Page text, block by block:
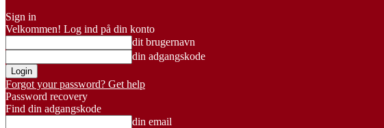
Sign in
Velkommen! Log ind på din konto
dit brugernavn
din adgangskode
Forgot your password? Get help
Password recovery
Find din adgangskode
din email